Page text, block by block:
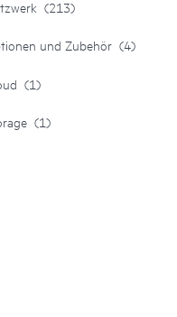
(213)
und Zubehör (4)
(1)
(1)